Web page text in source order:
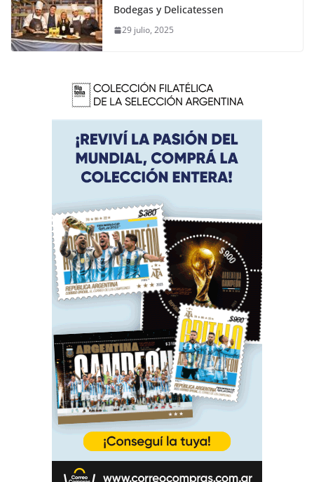
Bodegas y Delicatessen
29 julio, 2025